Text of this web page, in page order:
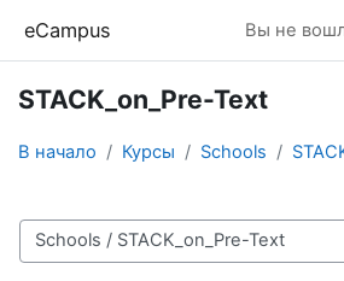
eCampus Вы не
STACK_on_Pre-Text
В начало Курсы Schools
Категории курсов